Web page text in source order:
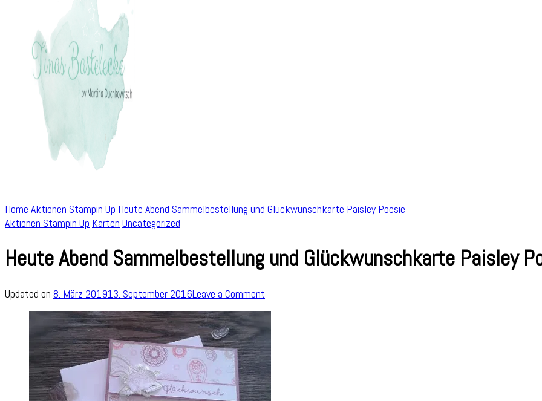
Home Aktionen Stampin Up Heute Abend Sammelbestellung und Glückwunschkarte Paisley Poesie
Aktionen Stampin Up Karten Uncategorized
Heute Abend Sammelbestellung und Glückwunschkarte Paisley
Updated on 8. März 201913. September 2016Leave a Comment
Sammelbestellung
Glückwunschkarte
Paisley
Poesie